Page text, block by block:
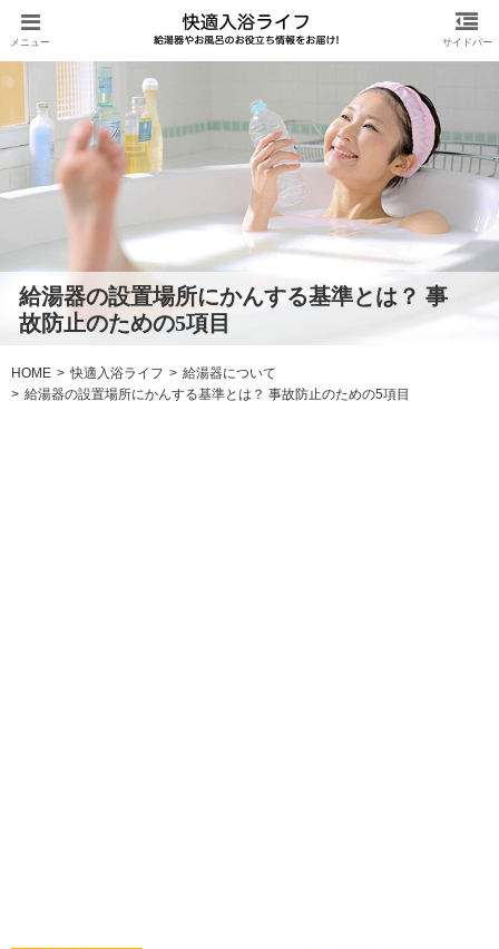
給湯器の設置場所にかんする基準とは？ 事
故防止のための5項目
HOME 快適入浴ライフ
給湯器について
給湯器の設置場所にかんする基準とは？ 事故防止のための5項目